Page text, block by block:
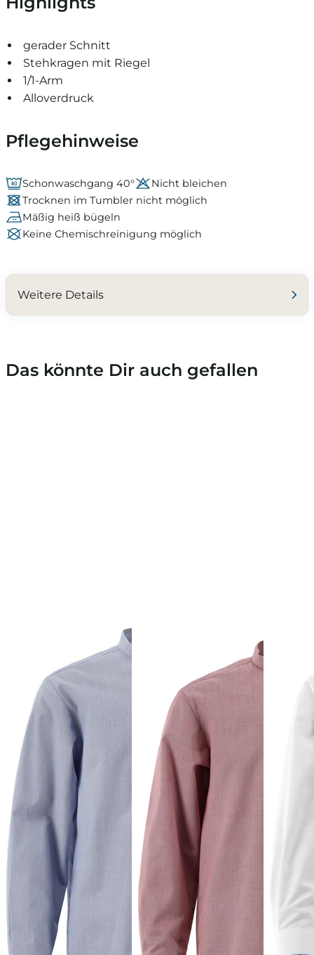
gerader Schnitt
Stehkragen mit Riegel
1/1-Arm
Alloverdruck
Pflegehinweise
Schonwaschgang 40°
Nicht bleichen
Trocknen im Tumbler nicht möglich
Mäßig heiß bügeln
Keine Chemischreinigung möglich
Weitere Details
Das könnte Dir auch gefallen